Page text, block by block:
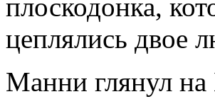
плоскодонка,
цеплялись двое
Манни глянул